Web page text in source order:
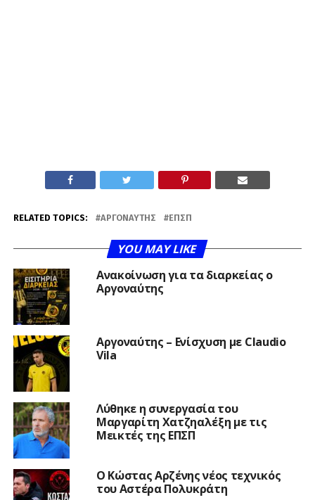
RELATED TOPICS: ΑΡΓΟΝΑΎΤΗΣ ΕΠΣΠ
YOU MAY LIKE
Ανακοίνωση για τα διαρκείας ο
Αργοναύτης
Αργοναύτης – Ενίσχυση με Claudio
Vila
Λύθηκε η συνεργασία του
Μαργαρίτη Χατζηαλέξη με τις
Μεικτές της ΕΠΣΠ
Ο Κώστας Αρζένης νέος τεχνικός
του Αστέρα Πολυκράτη